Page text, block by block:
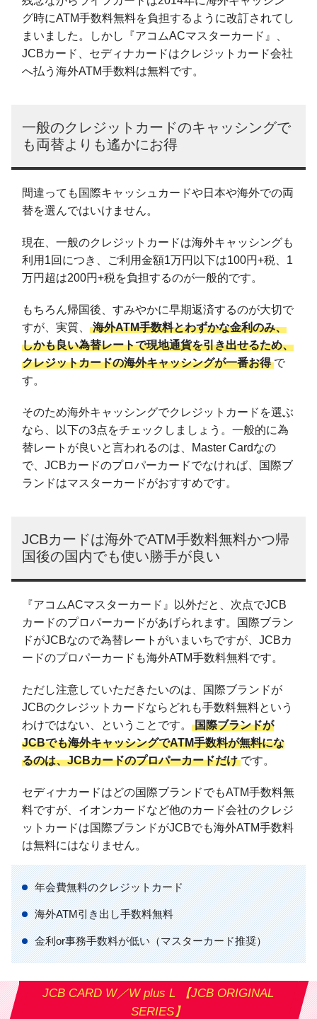
グ時にATM手数料無料を負担するように改訂されてし
まいました。しかし『アコムACマスターカード』、
JCBカード、セディナカードはクレジットカード会社
へ払う海外ATM手数料は無料です。
一般のクレジットカードのキャッシングで
も両替よりも遙かにお得
間違っても国際キャッシュカードや日本や海外での両
替を選んではいけません。
現在、一般のクレジットカードは海外キャッシングも
利用1回につき、ご利用金額1万円以下は100円+税、1
万円超は200円+税を負担するのが一般的です。
もちろん帰国後、すみやかに早期返済するのが大切で
すが、実質、 海外ATM手数料とわずかな金利のみ、
しかも良い為替レートで現地通貨を引き出せるため、
クレジットカードの海外キャッシングが一番お得 で
す。
そのため海外キャッシングでクレジットカードを選ぶ
なら、以下の3点をチェックしましょう。一般的に為
替レートが良いと言われるのは、Master Cardなの
で、JCBカードのプロパーカードでなければ、国際ブ
ランドはマスターカードがおすすめです。
JCBカードは海外でATM手数料無料かつ帰
国後の国内でも使い勝手が良い
『アコムACマスターカード』以外だと、次点でJCB
カードのプロパーカードがあげられます。国際ブラン
ドがJCBなので為替レートがいまいちですが、JCBカ
ードのプロパーカードも海外ATM手数料無料です。
ただし注意していただきたいのは、国際ブランドが
JCBのクレジットカードならどれも手数料無料という
わけではない、ということです。 国際ブランドが
JCBでも海外キャッシングでATM手数料が無料にな
るのは、JCBカードのプロパーカードだけ です。
セディナカードはどの国際ブランドでもATM手数料無
料ですが、イオンカードなど他のカード会社のクレジ
ットカードは国際ブランドがJCBでも海外ATM手数料
は無料にはなりません。
年会費無料のクレジットカード
海外ATM引き出し手数料無料
金利or事務手数料が低い（マスターカード推奨）
JCB CARD W／W plus L 【JCB ORIGINAL
SERIES】